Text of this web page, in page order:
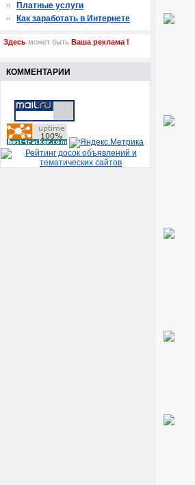
Платные услуги
Как заработать в Интернете
Здесь может быть Ваша реклама !
КОММЕНТАРИИ